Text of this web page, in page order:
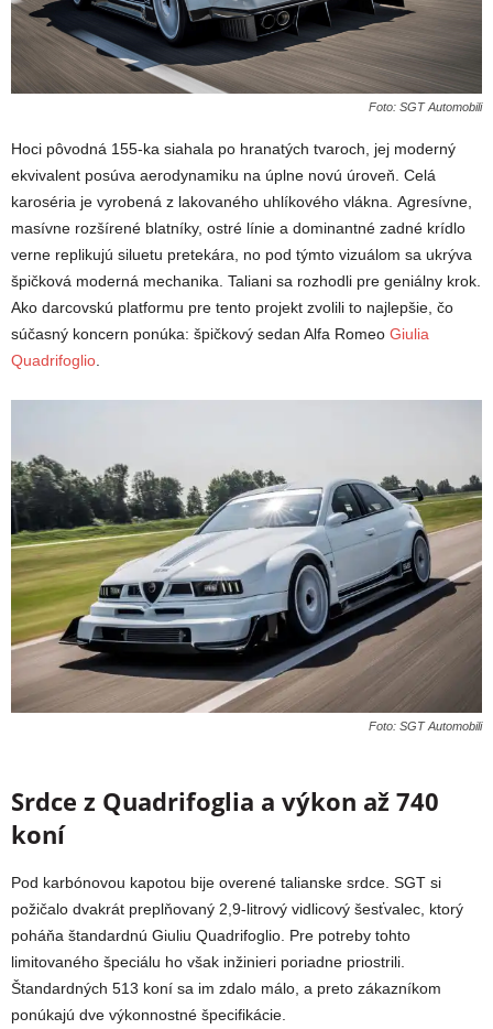
Foto: SGT Automobili
Hoci pôvodná 155-ka siahala po hranatých tvaroch, jej moderný
ekvivalent posúva aerodynamiku na úplne novú úroveň. Celá
karoséria je vyrobená z lakovaného uhlíkového vlákna. Agresívne,
masívne rozšírené blatníky, ostré línie a dominantné zadné krídlo
verne replikujú siluetu pretekára, no pod týmto vizuálom sa ukrýva
špičková moderná mechanika. Taliani sa rozhodli pre geniálny krok.
Ako darcovskú platformu pre tento projekt zvolili to najlepšie, čo
súčasný koncern ponúka: špičkový sedan Alfa Romeo Giulia
Quadrifoglio.
Foto: SGT Automobili
Srdce z Quadrifoglia a výkon až 740
koní
Pod karbónovou kapotou bije overené talianske srdce. SGT si
požičalo dvakrát preplňovaný 2,9-litrový vidlicový šesťvalec, ktorý
poháňa štandardnú Giuliu Quadrifoglio. Pre potreby tohto
limitovaného špeciálu ho však inžinieri poriadne priostrili.
Štandardných 513 koní sa im zdalo málo, a preto zákazníkom
ponúkajú dve výkonnostné špecifikácie.